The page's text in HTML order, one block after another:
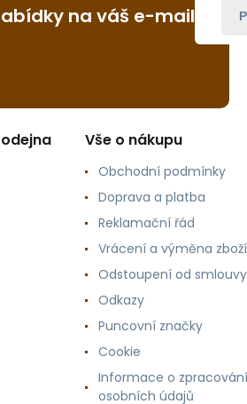
na váš e-mail
Vše o nákupu
Obchodní podmínky
Doprava a platba
Reklamační řád
Vrácení a výměna zboží
Odstoupení od smlouvy
Odkazy
Puncovní značky
Cookie
Informace o zpracování
osobních údajů